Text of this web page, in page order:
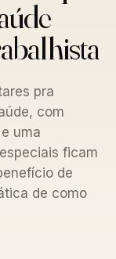
pra
com
uma
ficam
de
de como